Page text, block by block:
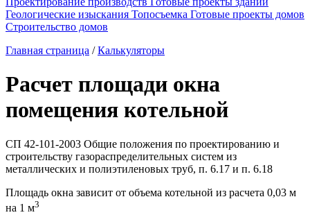
Геологические изыскания Топосъемка Готовые проекты домов
Строительство домов
Главная страница / Калькуляторы
Расчет площади окна
помещения котельной
СП 42-101-2003 Общие положения по проектированию и
строительству газораспределительных систем из
металлических и полиэтиленовых труб, п. 6.17 и п. 6.18
Площадь окна зависит от объема котельной из расчета 0,03 м
на 1 м3